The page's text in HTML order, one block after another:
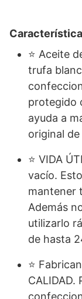
⭐ Aceite
trufa
protegido
ayuda a
original
⭐ VIDA
vacío.
mantener
Además
utilizarlo
de hasta
⭐